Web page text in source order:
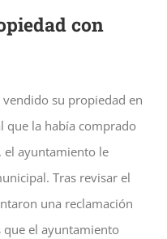
con
su propiedad en
la había comprado
el ayuntamiento le
Tras revisar el
una reclamación
el ayuntamiento